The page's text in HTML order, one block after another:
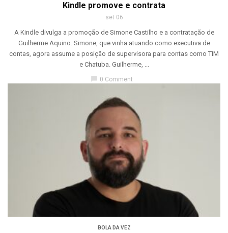
Kindle promove e contrata
set 06
A Kindle divulga a promoção de Simone Castilho e a contratação de
Guilherme Aquino. Simone, que vinha atuando como executiva de
contas, agora assume a posição de supervisora para contas como TIM
e Chatuba. Guilherme, ...
chat_bubble 0 Comment
BOLA DA VEZ